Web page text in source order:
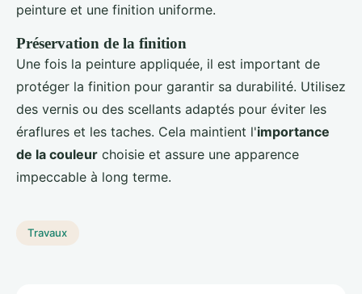
peinture et une finition uniforme.
Préservation de la finition
Une fois la peinture appliquée, il est important de
protéger la finition pour garantir sa durabilité. Utilisez
des vernis ou des scellants adaptés pour éviter les
éraflures et les taches. Cela maintient l'importance
de la couleur choisie et assure une apparence
impeccable à long terme.
Travaux